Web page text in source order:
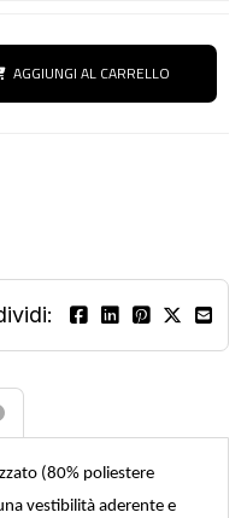
AGGIUNGI AL CARRELLO
(80% poliestere
vestibilità aderente e